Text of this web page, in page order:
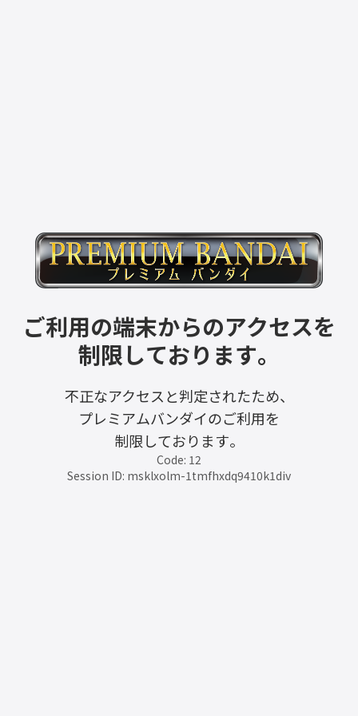
ご利用の端末からのアクセスを
制限しております。
不正なアクセスと判定されたため、
プレミアムバンダイのご利用を
制限しております。
Code: 12
Session ID: msklxolm-1tmfhxdq9410k1div